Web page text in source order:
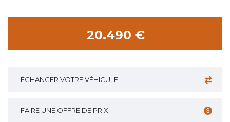
20.490 €
ÉCHANGER VOTRE VÉHICULE
FAIRE UNE OFFRE DE PRIX